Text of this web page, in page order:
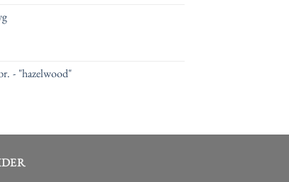
- "hazelwood"